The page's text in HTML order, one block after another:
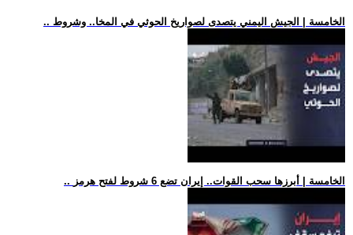
.. الخامسة | الجيش اليمني يتصدى لصواريخ الحوثي في المخا.. وشروط
.. الخامسة | أبرزها سحب القوات.. إيران تضع 6 شروط لفتح هرمز